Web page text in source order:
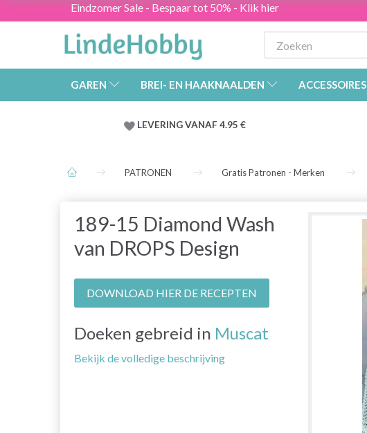
Eindzomer Sale - Bespaar tot 50% - Klik hier
GAREN BREI- EN HAAKNAALDEN ACCESSOIRES
LEVERING VANAF 4.95 €
PATRONEN Gratis Patronen - Merken
189-15 Diamond Wash
van DROPS Design
DOWNLOAD HIER DE RECEPTEN
Doeken gebreid in Muscat
Bekijk de volledige beschrijving